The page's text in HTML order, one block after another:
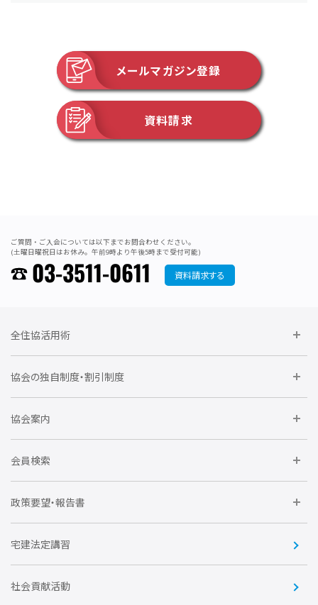
メールマガジン登録
資料請求
ご質問・ご入会については以下までお問合わせください。
(土曜日曜祝日はお休み。午前9時より午後5時まで受付可能)
03-3511-0611 資料請求する
全住協活用術
委員会に参加しよう
要望活動に参加しよう
協会の独自制度・割引制度
住宅瑕疵担保責任保険割引制度
全住協NET
不動産後見アドバイザー資格講習
会
全住協ビジネスショップ
協会案内
運営組織
トライアル会員制度
会員検索
企業会員
賛助会員
政策要望・報告書
住宅・土地税制改正要望
優良事業表彰
宅建法定講習
社会貢献活動